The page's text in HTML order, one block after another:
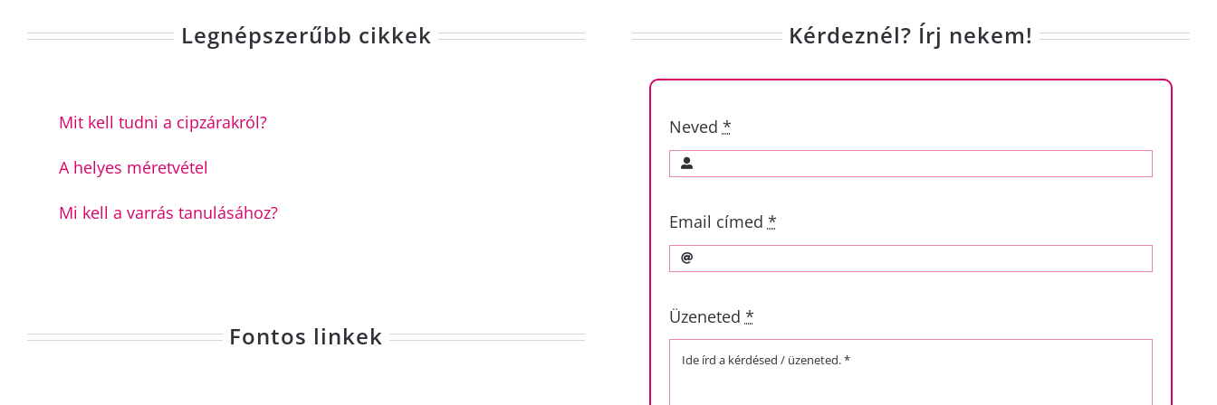
Legnépszerűbb cikkek
Mit kell tudni a cipzárakról?
A helyes méretvétel
Mi kell a varrás tanulásához?
Fontos linkek
Kérdeznél? Írj nekem!
Neved *
Email címed *
Üzeneted *